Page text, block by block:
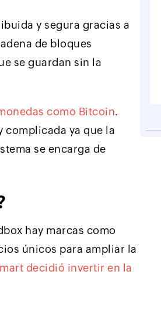
y segura gracias a
de bloques
se guardan sin la
como Bitcoin.
complicada ya que la
se encarga de
hay marcas como
únicos para ampliar la
decidió invertir en la